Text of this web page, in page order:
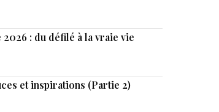
: du défilé à la vraie vie
et inspirations (Partie 2)